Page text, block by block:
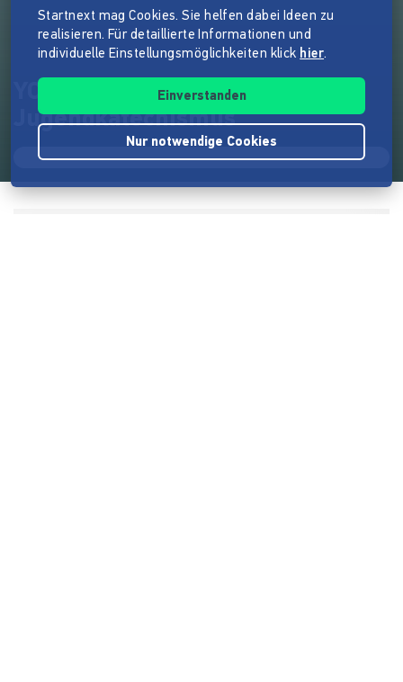
YOUBE - Evangelischer
Jugendkatechismus
Startnext mag Cookies. Sie helfen dabei Ideen zu
realisieren. Für detaillierte Informationen und
individuelle Einstellungsmöglichkeiten klick hier.
Einverstanden
Nur notwendige Cookies